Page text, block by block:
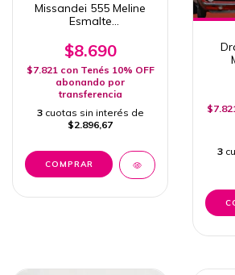
Missandei 555 Meline
Esmalte
Uv/Led
$8.690
$7.821 con Tenés 10% OFF
abonando por
transferencia
3 cuotas sin interés de
$2.896,67
3